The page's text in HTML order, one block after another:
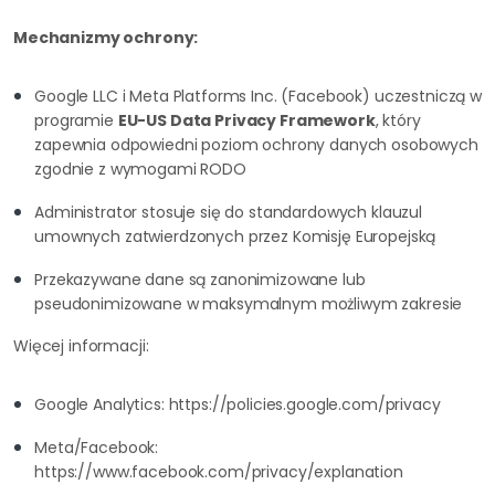
Mechanizmy ochrony:
Google LLC i Meta Platforms Inc. (Facebook) uczestniczą w
programie EU-US Data Privacy Framework, który
zapewnia odpowiedni poziom ochrony danych osobowych
zgodnie z wymogami RODO
Administrator stosuje się do standardowych klauzul
umownych zatwierdzonych przez Komisję Europejską
Przekazywane dane są zanonimizowane lub
pseudonimizowane w maksymalnym możliwym zakresie
Więcej informacji:
Google Analytics: https://policies.google.com/privacy
Meta/Facebook:
https://www.facebook.com/privacy/explanation